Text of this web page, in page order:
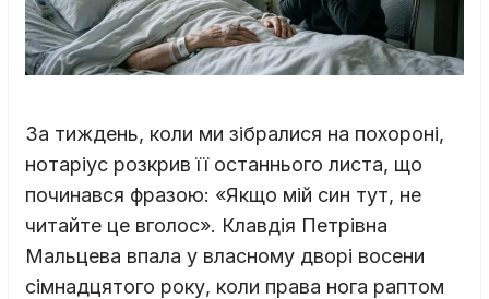
За тиждень, коли ми зібралися на похороні,
нотаріус розкрив її останнього листа, що
починався фразою: «Якщо мій син тут, не
читайте це вголос». Клавдія Петрівна
Мальцева впала у власному дворі восени
сімнадцятого року, коли права нога раптом